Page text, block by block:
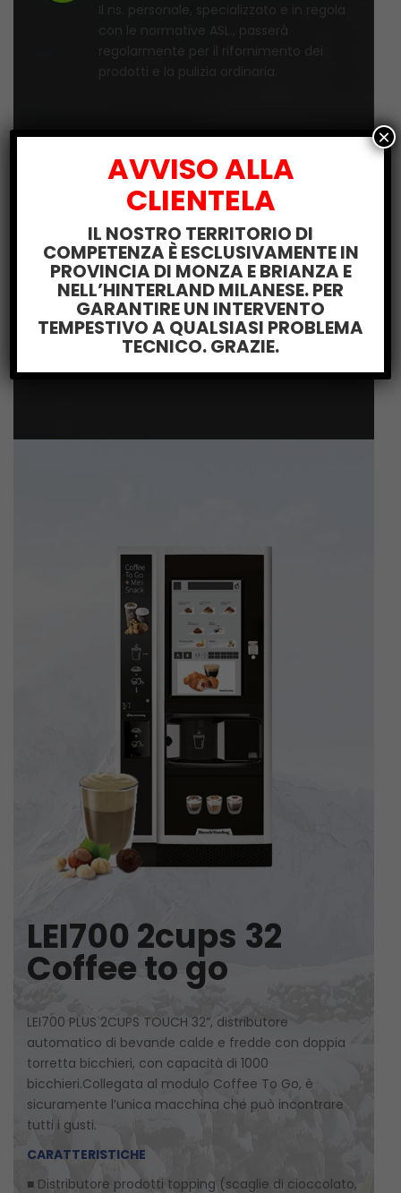
Il ns. personale, specializzato e in regola
con le normative ASL., passerà
regolarmente per il rifornimento dei
SONO A TOTALE CARICO
a) tutti gli oneri connessi ai distributori
automatici (riparazioni, pezzi di
ricambio, etc.) - b) la manutenzione
ordinaria e straordinaria dei distributori
automatici...
LEI700 2cups 32
Coffee to go
LEI700 PLUS 2CUPS TOUCH 32”, distributore
automatico di bevande calde e fredde con doppia
torretta bicchieri, con capacità di 1000
bicchieri.Collegata al modulo Coffee To Go, è
sicuramente l’unica macchina che può incontrare
tutti i gusti.
CARATTERISTICHE
■ Distributore prodotti topping (scaglie di cioccolato,
AVVISO ALLA
CLIENTELA
IL NOSTRO TERRITORIO DI
COMPETENZA È ESCLUSIVAMENTE IN
PROVINCIA DI MONZA E BRIANZA E
NELL’HINTERLAND MILANESE. PER
GARANTIRE UN INTERVENTO
TEMPESTIVO A QUALSIASI PROBLEMA
TECNICO. GRAZIE.
×